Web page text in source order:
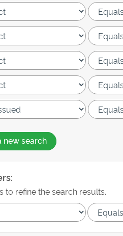
new search
to refine the search results.